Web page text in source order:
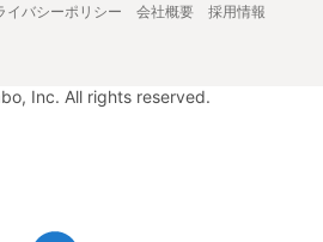
イバシーポリシー 会社概要
採用情報
Inc. All rights reserved.